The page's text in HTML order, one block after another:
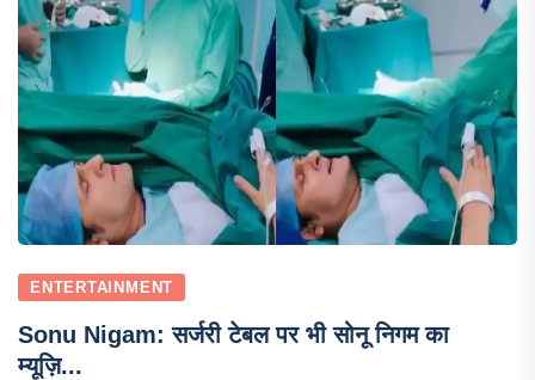
ENTERTAINMENT
Sonu Nigam: सर्जरी टेबल पर भी सोनू निगम का
म्यूज़ि...